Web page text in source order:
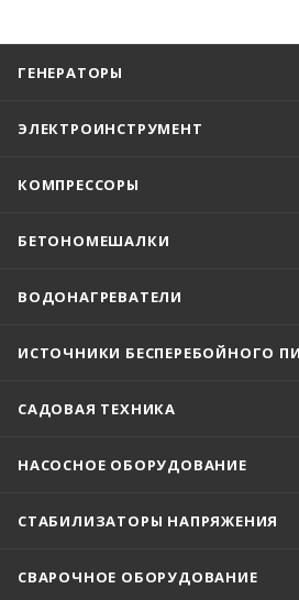
ГЕНЕРАТОРЫ
ЭЛЕКТРОИНСТРУМЕНТ
КОМПРЕССОРЫ
БЕТОНОМЕШАЛКИ
ВОДОНАГРЕВАТЕЛИ
ИСТОЧНИКИ БЕСПЕРЕБОЙНОГО
САДОВАЯ ТЕХНИКА
НАСОСНОЕ ОБОРУДОВАНИЕ
СТАБИЛИЗАТОРЫ НАПРЯЖЕНИЯ
СВАРОЧНОЕ ОБОРУДОВАНИЕ